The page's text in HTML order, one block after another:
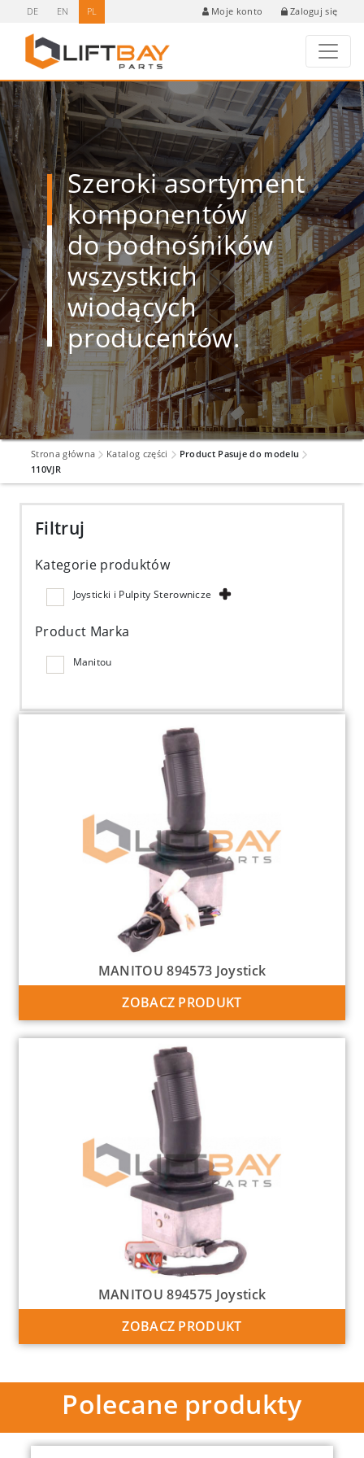
DE EN PL Moje konto Zaloguj się
Szeroki asortyment
komponentów
do podnośników
wszystkich
wiodących
producentów.
Strona główna Katalog części
Product Pasuje do modelu
110VJR
Filtruj
Kategorie produktów
Joysticki i Pulpity Sterownicze
Product Marka
Manitou
MANITOU 894573 Joystick
ZOBACZ PRODUKT
MANITOU 894575 Joystick
ZOBACZ PRODUKT
Polecane produkty